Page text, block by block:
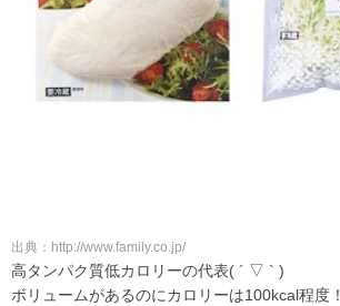
出典：http://www.family.co.jp/
高タンパク質低カロリーの代表( ´ ▽ ` )
ボリュームがあるのにカロリーは100kcal程度！